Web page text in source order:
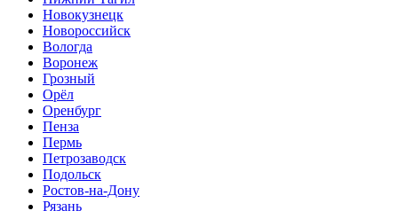
Новокузнецк
Новороссийск
Вологда
Воронеж
Грозный
Орёл
Оренбург
Пенза
Пермь
Петрозаводск
Подольск
Ростов-на-Дону
Рязань